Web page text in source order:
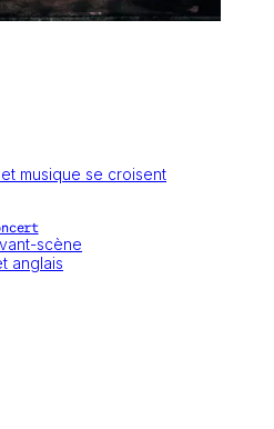
musique se croisent
scène
anglais